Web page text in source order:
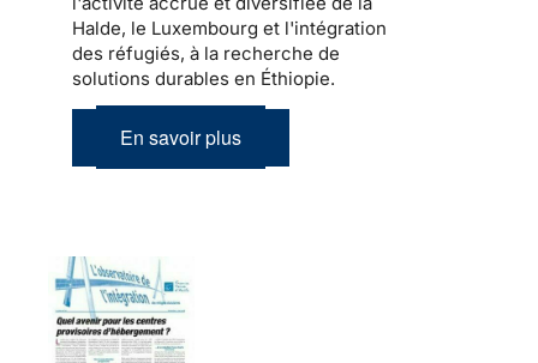
Halde, le Luxembourg et l'intégration
des réfugiés, à la recherche de
solutions durables en Éthiopie.
En savoir plus